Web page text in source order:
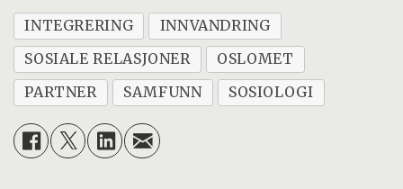
INTEGRERING
INNVANDRING
SOSIALE RELASJONER
OSLOMET
PARTNER
SAMFUNN SOSIOLOGI